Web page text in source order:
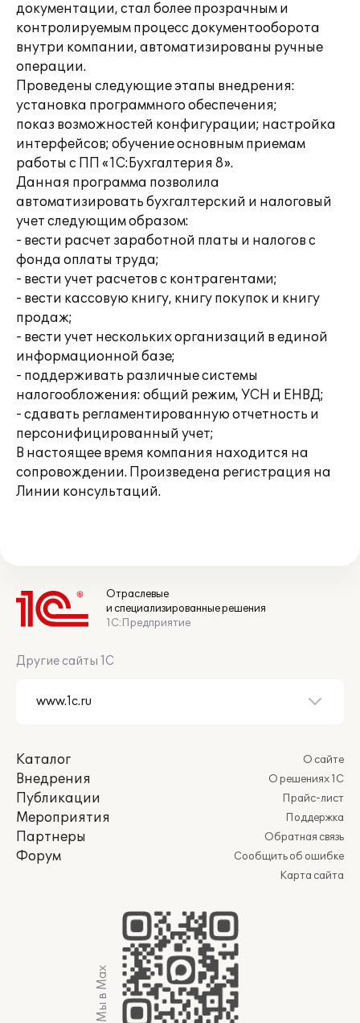
документации, стал более прозрачным и
контролируемым процесс документооборота
внутри компании, автоматизированы ручные
операции.
Проведены следующие этапы внедрения:
установка программного обеспечения;
показ возможностей конфигурации; настройка
интерфейсов; обучение основным приемам
работы с ПП «1С:Бухгалтерия 8».
Данная программа позволила
автоматизировать бухгалтерский и налоговый
учет следующим образом:
- вести расчет заработной платы и налогов с
фонда оплаты труда;
- вести учет расчетов с контрагентами;
- вести кассовую книгу, книгу покупок и книгу
продаж;
- вести учет нескольких организаций в единой
информационной базе;
- поддерживать различные системы
налогообложения: общий режим, УСН и ЕНВД;
- сдавать регламентированную отчетность и
персонифицированный учет;
В настоящее время компания находится на
сопровождении. Произведена регистрация на
Линии консультаций.
Отраслевые
и специализированные решения
1С:Предприятие
Другие сайты 1С
Каталог
Внедрения
Публикации
Мероприятия
Партнеры
Форум
О сайте
О решениях 1С
Прайс-лист
Поддержка
Обратная связь
Сообщить об ошибке
Карта сайта
Мы в Max